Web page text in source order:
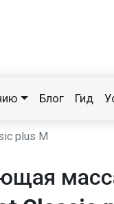
Блог Гид
plus M